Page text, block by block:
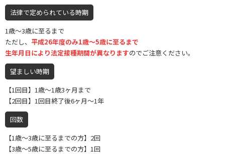
法律で定められている時期
1歳〜3歳に至るまで
ただし、 平成26年度のみ1歳〜5歳に至るまで
生年月日により法定接種期間が異なりますのでご注意ください。
望ましい時期
【1回目】1歳〜1歳3ヶ月まで
【2回目】1回目終了後6ヶ月〜1年
回数
【1歳〜3歳に至るまでの方】2回
【3歳〜5歳に至るまでの方】1回